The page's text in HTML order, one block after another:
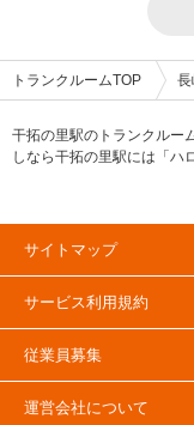
トランクルームTOP
干拓の里駅のトランクルー
しなら干拓の里駅には「ハ
す。借りたい地域から探し
時間出し入れ可能などの希
希望の収納スペースを簡単
で気になるトランクルーム
サイトマップ
サービス利用規約
従業員募集
運営会社について